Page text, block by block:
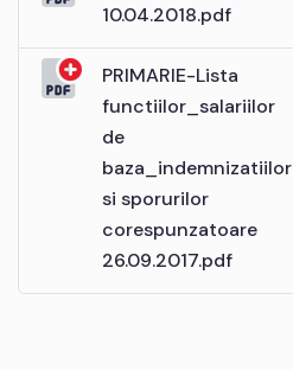
10.04.2018.pdf
PRIMARIE-Lista
functiilor_salariilor
de
baza_indemnizatiilor
si sporurilor
corespunzatoare
26.09.2017.pdf